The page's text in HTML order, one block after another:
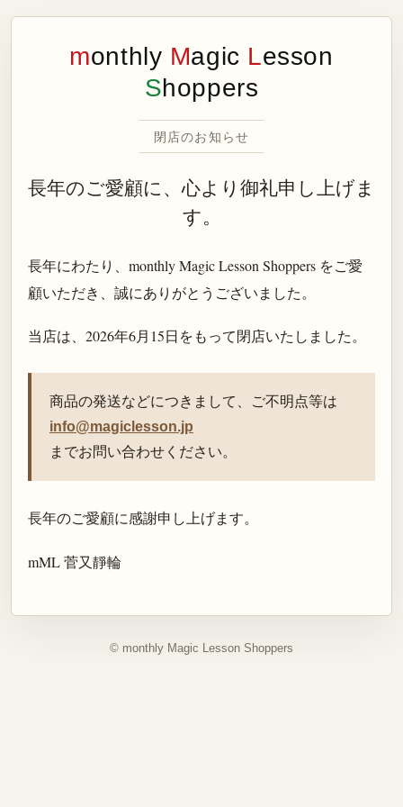
monthly Magic Lesson
Shoppers
閉店のお知らせ
長年のご愛顧に、心より御礼申し上げま
す。
長年にわたり、monthly Magic Lesson Shoppers をご愛
顧いただき、誠にありがとうございました。
当店は、 2026年6月15日をもって閉店いたしました。
商品の発送などにつきまして、ご不明点等は
info@magiclesson.jp
までお問い合わせください。
長年のご愛顧に感謝申し上げます。
mML 菅又靜輪
© monthly Magic Lesson Shoppers